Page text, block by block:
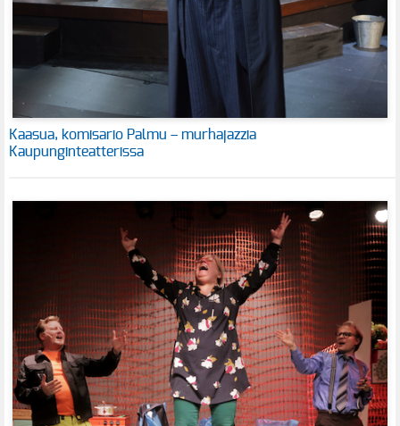
Kaasua, komisario Palmu – murhajazzia
Kaupunginteatterissa